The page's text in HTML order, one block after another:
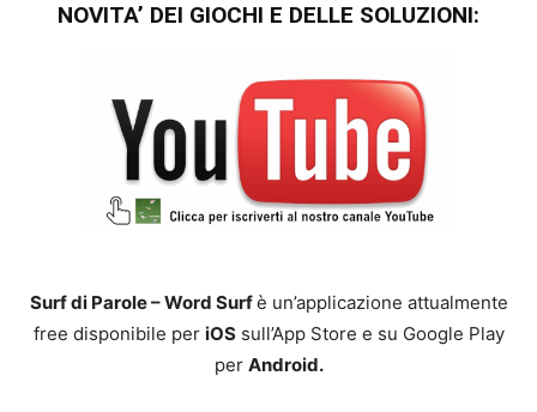
NOVITA’ DEI GIOCHI E DELLE SOLUZIONI:
Surf di Parole – Word Surfè un’applicazione attualmente
free disponibile per iOSsull’App Store e su Google Play
per Android.